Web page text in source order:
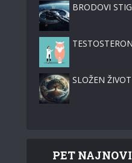
BRODOVI
SLOŽEN
PET